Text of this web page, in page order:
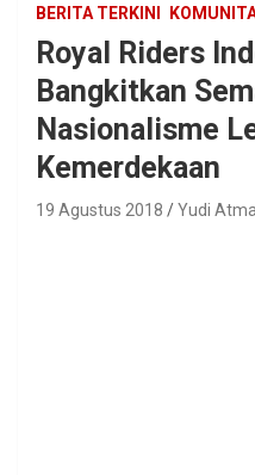
BERITA TERKINI
Royal Riders
Bangkitkan
Nasionalisme
Kemerdekaan
19 Agustus 2018 Yudi